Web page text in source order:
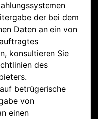
der bei dem
Daten an ein von
konsultieren Sie
des
betrügerische
von
einen